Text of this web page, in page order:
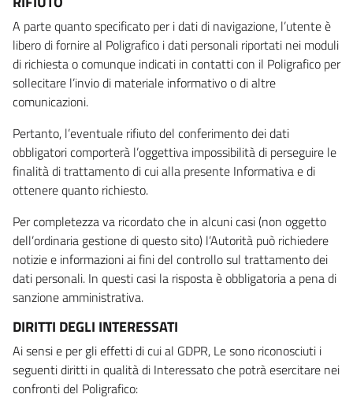
A parte quanto specificato per i dati di navigazione, l’utente è
libero di fornire al Poligrafico i dati personali riportati nei moduli
di richiesta o comunque indicati in contatti con il Poligrafico per
sollecitare l’invio di materiale informativo o di altre
comunicazioni.
Pertanto, l’eventuale rifiuto del conferimento dei dati
obbligatori comporterà l’oggettiva impossibilità di perseguire le
finalità di trattamento di cui alla presente Informativa e di
ottenere quanto richiesto.
Per completezza va ricordato che in alcuni casi (non oggetto
dell’ordinaria gestione di questo sito) l’Autorità può richiedere
notizie e informazioni ai fini del controllo sul trattamento dei
dati personali. In questi casi la risposta è obbligatoria a pena di
sanzione amministrativa.
DIRITTI DEGLI INTERESSATI
Ai sensi e per gli effetti di cui al GDPR, Le sono riconosciuti i
seguenti diritti in qualità di Interessato che potrà esercitare nei
confronti del Poligrafico: